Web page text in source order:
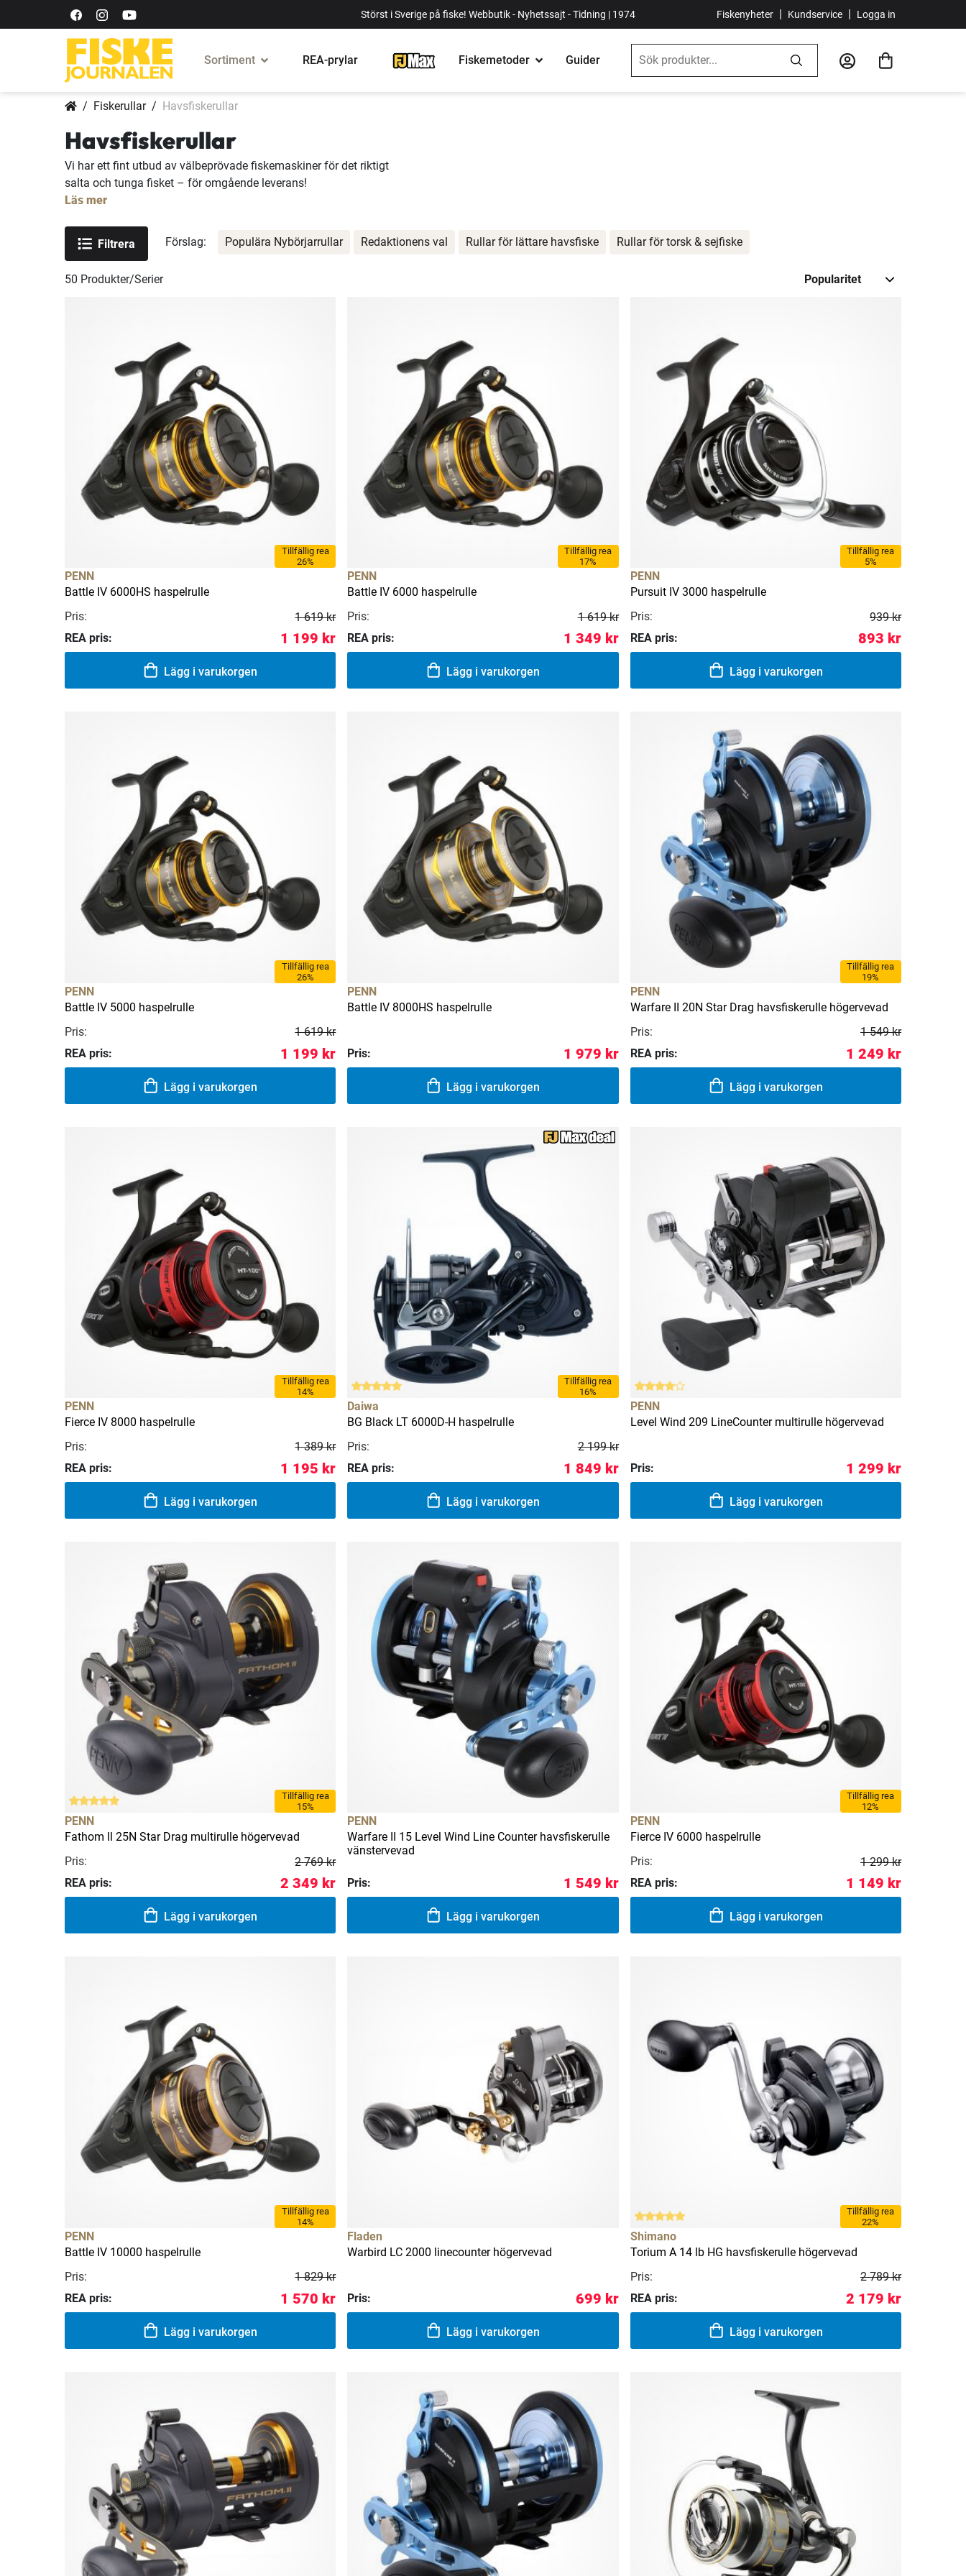
Störst i Sverige på fiske! Webbutik - Nyhetssajt - Tidning | 1974 Fiskenyheter | Kundservice | Logga in
Sortiment REA-prylar Fiskemetoder Guider
Fiskerullar Havsfiskerullar
Havsfiskerullar
Vi har ett fint utbud av välbeprövade fiskemaskiner för det riktigt
salta och tunga fisket – för omgående leverans!
Läs mer
50 Produkter/Serier
Tillfällig rea
26%
PENN
Battle IV 6000HS haspelrulle
Pris:
1 619 kr
REA pris:
1 199 kr
Lägg i varukorgen
Tillfällig rea
17%
PENN
Battle IV 6000 haspelrulle
Pris:
1 619 kr
REA pris:
1 349 kr
Lägg i varukorgen
Tillfällig rea
5%
PENN
Pursuit IV 3000 haspelrulle
Pris:
939 kr
REA pris:
893 kr
Lägg i varukorgen
Tillfällig rea
26%
PENN
Battle IV 5000 haspelrulle
Pris:
1 619 kr
REA pris:
1 199 kr
Lägg i varukorgen
PENN
Battle IV 8000HS haspelrulle
Pris: 1 979 kr
Lägg i varukorgen
Tillfällig rea
19%
PENN
Warfare II 20N Star Drag havsfiskerulle högervevad
Pris:
1 549 kr
REA pris:
1 249 kr
Lägg i varukorgen
Tillfällig rea
14%
PENN
Fierce IV 8000 haspelrulle
Pris:
1 389 kr
REA pris:
1 195 kr
Lägg i varukorgen
Tillfällig rea
16%
Daiwa
BG Black LT 6000D-H haspelrulle
Pris:
2 199 kr
REA pris:
1 849 kr
Lägg i varukorgen
PENN
Level Wind 209 LineCounter multirulle högervevad
Pris: 1 299 kr
Lägg i varukorgen
Tillfällig rea
15%
PENN
Fathom ll 25N Star Drag multirulle högervevad
Pris:
2 769 kr
REA pris:
2 349 kr
Lägg i varukorgen
PENN
Warfare II 15 Level Wind Line Counter havsfiskerulle
vänstervevad
Pris: 1 549 kr
Lägg i varukorgen
Tillfällig rea
12%
PENN
Fierce IV 6000 haspelrulle
Pris:
1 299 kr
REA pris:
1 149 kr
Lägg i varukorgen
Tillfällig rea
14%
PENN
Battle IV 10000 haspelrulle
Pris:
1 829 kr
REA pris:
1 570 kr
Lägg i varukorgen
Fladen
Warbird LC 2000 linecounter högervevad
Pris: 699 kr
Lägg i varukorgen
Tillfällig rea
22%
Shimano
Torium A 14 lb HG havsfiskerulle högervevad
Pris:
2 789 kr
REA pris:
2 179 kr
Lägg i varukorgen
Filtrera Förslag: Populära Nybörjarrullar Redaktionens val Rullar för lättare havsfiske Rullar för torsk & sejfiske